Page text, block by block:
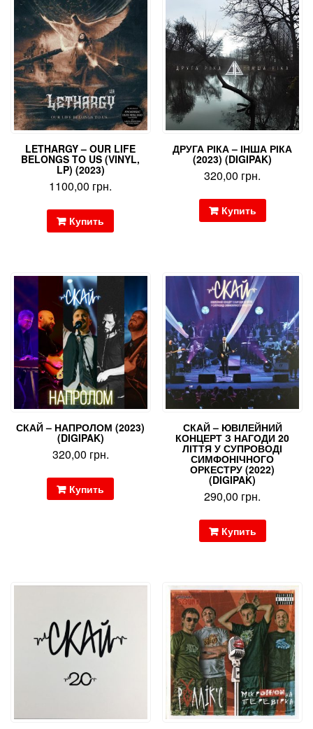
LETHARGY – OUR LIFE
BELONGS TO US (VINYL,
LP) (2023)
1100,00 грн.
Купить
ДРУГА РІКА – ІНША РІКА
(2023) (DIGIPAK)
320,00 грн.
Купить
СКАЙ – НАПРОЛОМ (2023)
(DIGIPAK)
320,00 грн.
Купить
СКАЙ – ЮВІЛЕЙНИЙ
КОНЦЕРТ З НАГОДИ 20
ЛІТТЯ У СУПРОВОДІ
СИМФОНІЧНОГО
ОРКЕСТРУ (2022)
(DIGIPAK)
290,00 грн.
Купить